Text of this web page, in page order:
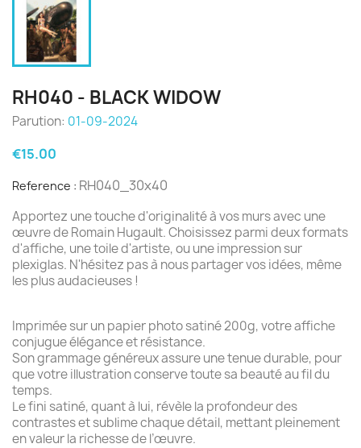
RH040 - BLACK WIDOW
Parution: 01-09-2024
€15.00
Reference : RH040_30x40
Apportez une touche d'originalité à vos murs avec une
œuvre de Romain Hugault. Choisissez parmi deux formats
d'affiche, une toile d'artiste, ou une impression sur
plexiglas. N'hésitez pas à nous partager vos idées, même
les plus audacieuses !
Imprimée sur un papier photo satiné 200g, votre affiche
conjugue élégance et résistance.
Son grammage généreux assure une tenue durable, pour
que votre illustration conserve toute sa beauté au fil du
temps.
Le fini satiné, quant à lui, révèle la profondeur des
contrastes et sublime chaque détail, mettant pleinement
en valeur la richesse de l’œuvre.